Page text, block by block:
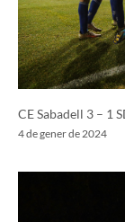
CE Sabadell 3 – 1
4 de gener de 2024